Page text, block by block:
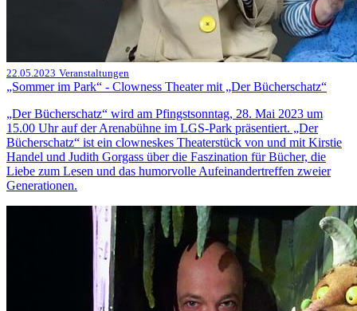
22.05.2023 Veranstaltungen
„Sommer im Park“ - Clowness Theater mit „Der Bücherschatz“
„Der Bücherschatz“ wird am Pfingstsonntag, 28. Mai 2023 um
15.00 Uhr auf der Arenabühne im LGS-Park präsentiert. „Der
Bücherschatz“ ist ein clowneskes Theaterstück von und mit Kirstie
Handel und Judith Gorgass über die Faszination für Bücher, die
Liebe zum Lesen und das humorvolle Aufeinandertreffen zweier
Generationen.